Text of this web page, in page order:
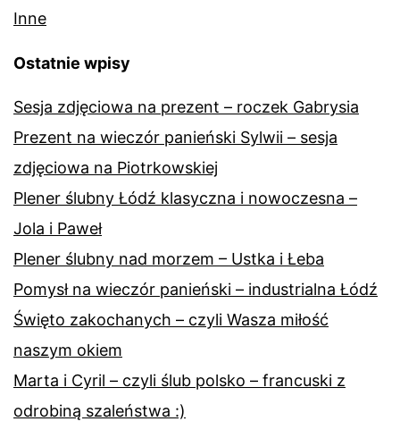
Inne
Ostatnie wpisy
Sesja zdjęciowa na prezent – roczek Gabrysia
Prezent na wieczór panieński Sylwii – sesja
zdjęciowa na Piotrkowskiej
Plener ślubny Łódź klasyczna i nowoczesna –
Jola i Paweł
Plener ślubny nad morzem – Ustka i Łeba
Pomysł na wieczór panieński – industrialna Łódź
Święto zakochanych – czyli Wasza miłość
naszym okiem
Marta i Cyril – czyli ślub polsko – francuski z
odrobiną szaleństwa :)